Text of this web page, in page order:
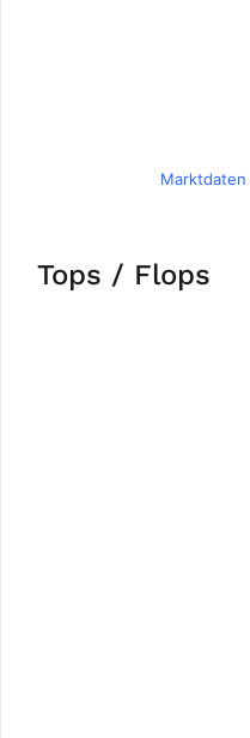
Marktdaten
Tops / Flops